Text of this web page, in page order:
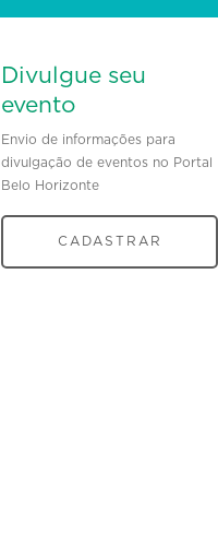
Divulgue seu
evento
Envio de informações para
divulgação de eventos no Portal
Belo Horizonte
CADASTRAR